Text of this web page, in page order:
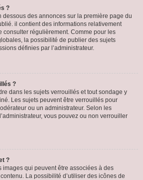
?
dessous des annonces sur la première page du
il contient des informations relativement
consulter régulièrement. Comme pour les
la possibilité de publier des sujets
définies par l’administrateur.
?
dans les sujets verrouillés et tout sondage y
Les sujets peuvent être verrouillés pour
ou un administrateur. Selon les
vous pouvez ou non verrouiller
?
images qui peuvent être associées à des
La possibilité d’utiliser des icônes de